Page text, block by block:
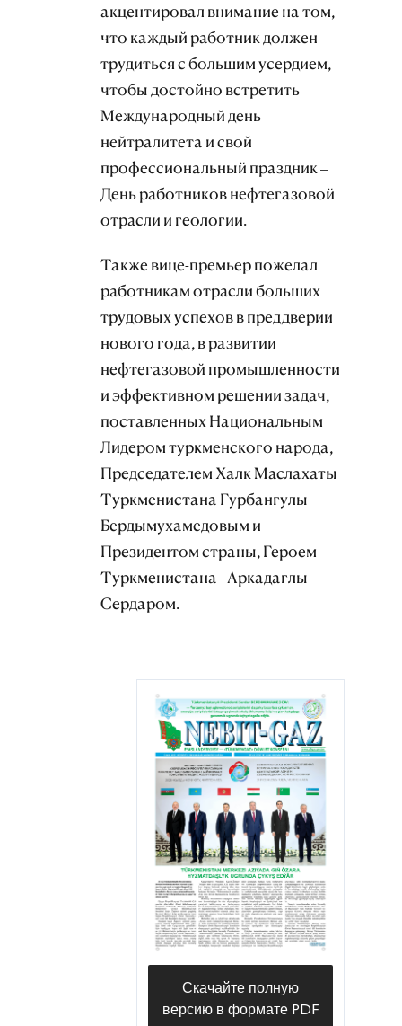
акцентировал внимание на том,
что каждый работник должен
трудиться с большим усердием,
чтобы достойно встретить
Международный день
нейтралитета и свой
профессиональный праздник –
День работников нефтегазовой
отрасли и геологии.
Также вице-премьер пожелал
работникам отрасли больших
трудовых успехов в преддверии
нового года, в развитии
нефтегазовой промышленности
и эффективном решении задач,
поставленных Национальным
Лидером туркменского народа,
Председателем Халк Маслахаты
Туркменистана Гурбангулы
Бердымухамедовым и
Президентом страны, Героем
Туркменистана - Аркадаглы
Сердаром.
Скачайте полную
версию в формате PDF